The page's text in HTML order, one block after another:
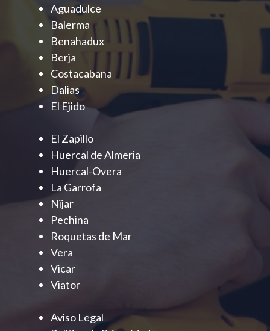
Aguadulce
Balerma
Benahadux
Berja
Costacabana
Dalias
El Ejido
El Zapillo
Huercal de Almeria
Huercal-Overa
La Garrofa
Nijar
Pechina
Roquetas de Mar
Vera
Vicar
Viator
Aviso Legal